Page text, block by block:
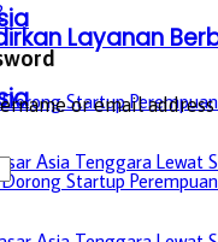
Layanan
or email